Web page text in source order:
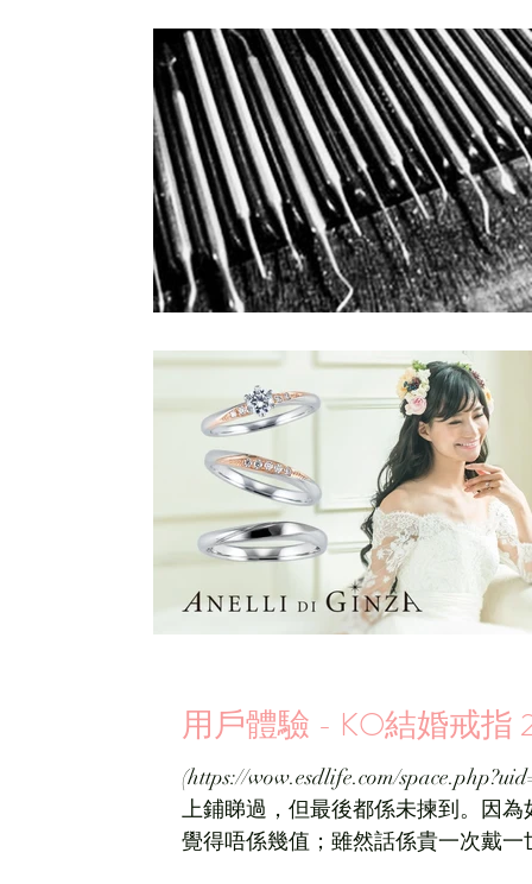
用戶體驗 - KO結婚戒指
(https://wow.esdlife.com/
上鋪睇過，但最後都係未揀到。因
覺得唔係幾值；雖然話係貴一次戴